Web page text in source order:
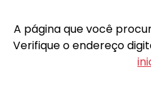
A página que você
Verifique o endereço